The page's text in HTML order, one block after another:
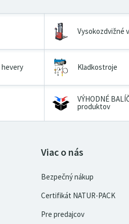
Vysokozdvižné
hevery Kladkostroje
VÝHODNÉ
produktov
Viac o nás
Bezpečný nákup
Certifikát NATUR-PACK
Pre predajcov